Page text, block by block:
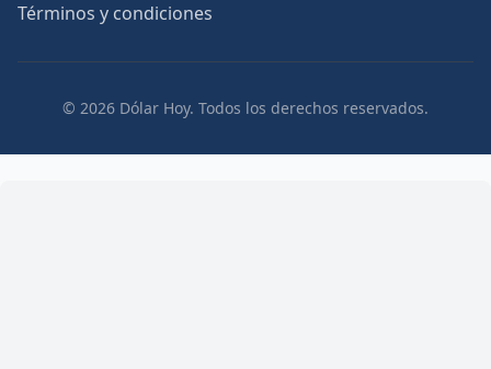
Términos y condiciones
© 2026 Dólar Hoy. Todos los derechos reservados.